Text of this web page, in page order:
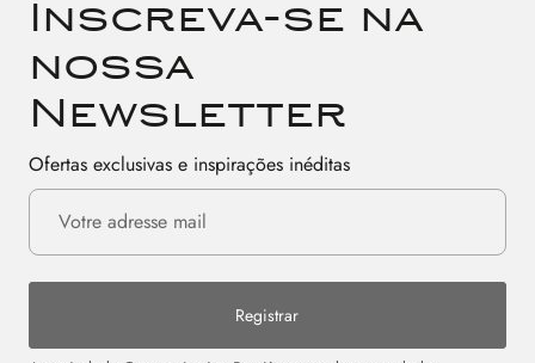
Inscreva-se na
nossa
Newsletter
Ofertas exclusivas e inspirações inéditas
Registrar